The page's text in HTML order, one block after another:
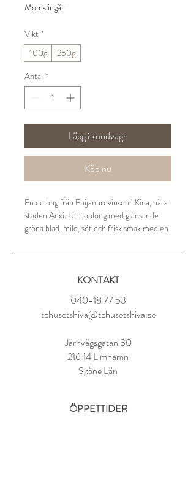
Moms ingår
Vikt *
100g
250g
Antal *
Lägg i kundvagn
Köp nu
En oolong från Fuijanprovinsen i Kina, nära
staden Anxi. Lätt oolong med glänsande
gröna blad, mild, söt och frisk smak med en
1 tsk per kopp
Låt dra i 2-3 minuter
KONTAKT
040-18 77 53
tehusetshiva@tehusetshiva.se
Järnvägsgatan 30
216 14 Limhamn
Skåne Län
ÖPPETTIDER